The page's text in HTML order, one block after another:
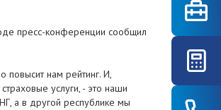
пресс-конференции сообщил
повысит нам рейтинг. И,
услуги, - это наши
а в другой республике мы